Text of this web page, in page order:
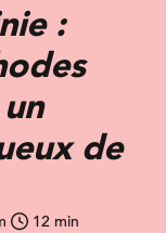
:
de
12 min